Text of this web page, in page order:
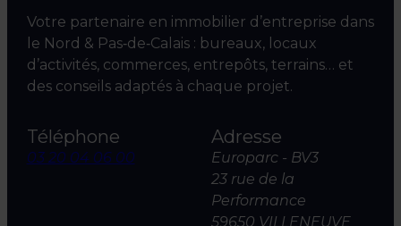
Votre partenaire en immobilier d’entreprise dans
le Nord & Pas‑de‑Calais : bureaux, locaux
d’activités, commerces, entrepôts, terrains… et
des conseils adaptés à chaque projet.
Téléphone
03 20 04 06 00
Adresse
Europarc - BV3
23 rue de la
Performance
59650 VILLENEUVE